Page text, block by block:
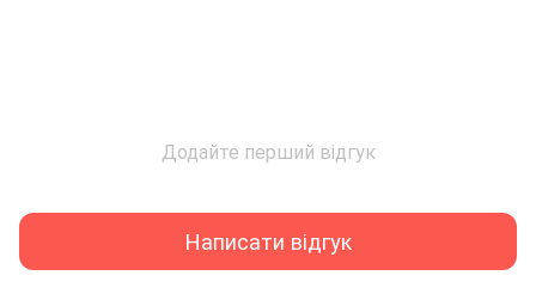
Додайте перший відгук
Написати відгук